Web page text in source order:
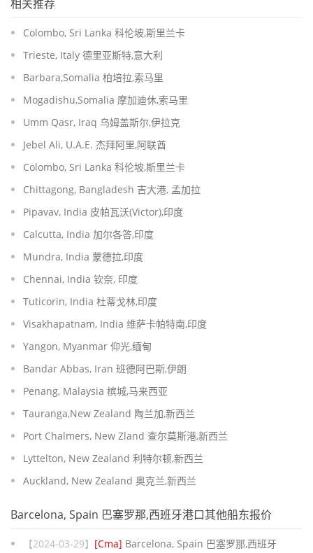
相关推荐
Colombo, Sri Lanka 科伦坡,斯里兰卡
Trieste, Italy 德里亚斯特,意大利
Barbara,Somalia 柏培拉,索马里
Mogadishu,Somalia 摩加迪休,索马里
Umm Qasr, Iraq 乌姆盖斯尔,伊拉克
Jebel Ali, U.A.E. 杰拜阿里,阿联酋
Colombo, Sri Lanka 科伦坡,斯里兰卡
Chittagong, Bangladesh 吉大港, 孟加拉
Pipavav, India 皮帕瓦沃(Victor),印度
Calcutta, India 加尔各答,印度
Mundra, India 蒙德拉,印度
Chennai, India 钦奈, 印度
Tuticorin, India 杜蒂戈林,印度
Visakhapatnam, India 维萨卡帕特南,印度
Yangon, Myanmar 仰光,缅甸
Bandar Abbas, Iran 班德阿巴斯,伊朗
Penang, Malaysia 槟城,马来西亚
Tauranga,New Zealand 陶兰加,新西兰
Port Chalmers, New Zland 查尔莫斯港,新西兰
Lyttelton, New Zealand 利特尔顿,新西兰
Auckland, New Zealand 奥克兰,新西兰
Barcelona, Spain 巴塞罗那,西班牙港口其他船东报价
【2024-03-29】 [Cma] Barcelona, Spain 巴塞罗那,西班牙